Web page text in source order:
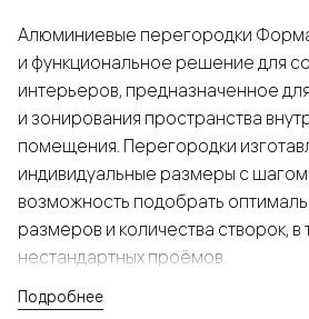
Алюминиевые перегородки
и функциональное решение для
интерьеров, предназначенное
и зонирования пространства
помещения. Перегородки
индивидуальные размеры с шагом
возможность подобрать
размеров и количества створок, в
нестандартных проёмов.
Подробнее